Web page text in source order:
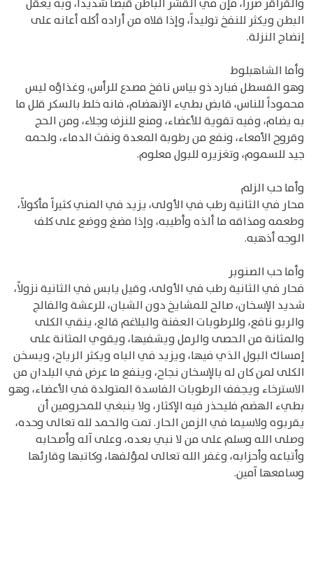
والقراقر ضرراً، فإن في القشر الباطن قبضاً شديداً، وبه يعقل
البطن ويكثر للنفخ توليداً، وإذا قلاه من أراده أكله أعانه على
إنضاج النزلة.
وأما الشاهبلوط
وهو القسطل فبارد ذو بياس نافخ مصدع للرأس، وغذاؤه ليس
محموداً للناس، قابض بطيء الإنهضام، فانه خلط بالسكر قلل ما
به يضام، وفيه تقوية للأعضاء، ومنع للنزف وجلاء، ومن الحج
وقروح الأمعاء، ونفع من رطوبة المعدة ونفث الدماء، ولحمه
جيد للسموم، وتغزيره للبول معلوم.
وأما حب الزلم
محار في الثانية رطب في الأولى، يزيد في المني كثيراً مأكولاً،
وطعمه ومذاقه ما ألذه وأطيبه، وإذا مضغ ووضع على كلف
الوجه أذهبه.
وأما حب الصنوبر
فحار في الثانية رطب في الأولى، وقيل يابس في الثانية نزولاً،
شديد الإسخان، صالح للمشايخ دون الشبان، للرعشة والفالج
والربو نافع، وللرطوبات العفنة والبلاغم قالع، ينقي الكلى
والمثانة من الحصى والرمل ويشفيها، ويقوي المثانة على
إمساك البول الذي فيها، ويزيد في الباه ويكثر الرياح، ويسخن
الكلى لمن كان له بالإسخان نجاح، وينفع ما عرض في البلدان من
الاسترخاء ويجفف الرطوبات الفاسدة المتولدة في الأعضاء، وهو
بطيء الهضم فليحذر فيه الإكثار، ولا ينبغي للمحرومين أن
يقربوه ولاسيما في الزمن الحار. تمت والحمد لله تعالى وحده،
وصلى الله وسلم على من لا نبي بعده، وعلى آله وأصحابه
وأتباعه وأحزابه، وغفر الله تعالى لمؤلفها، وكاتبها وقارئها
وسامعها آمين.